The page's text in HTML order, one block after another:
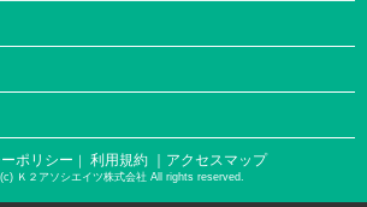
ポリシー 利用規約 ｜アクセスマップ
Ｋ２アソシエイツ株式会社 All rights reserved.